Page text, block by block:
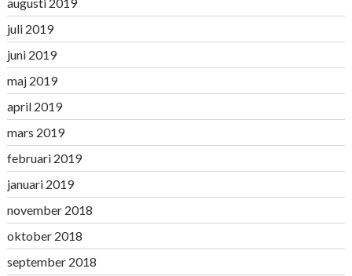
juli 2019
juni 2019
maj 2019
april 2019
mars 2019
februari 2019
januari 2019
november 2018
oktober 2018
september 2018